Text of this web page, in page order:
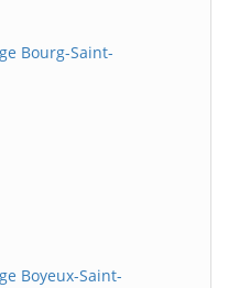
Bourg-Saint-
Boyeux-Saint-